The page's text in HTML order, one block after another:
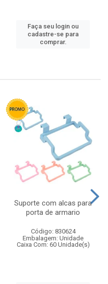
Faça seu login ou
cadastre-se para
comprar.
Suporte com alcas para
porta de armario
Código: 830624
Embalagem: Unidade
Caixa Com: 60 Unidade(s)